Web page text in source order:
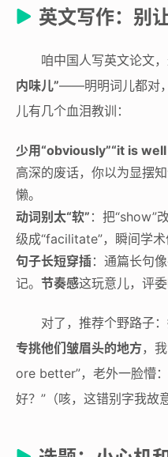
英文写作：别
咱中国人写英文论文
内味儿”——明明词儿都对
儿有几个血泪教训：
少用“obviously”“it is
高深的废话，你以为显摆
懒。
动词别太“软” ：把“show”
级成“facilitate”，瞬间学术
句子长短穿插：通篇长句
记。 节奏感这玩意儿，评
对了，推荐个野路子：
专挑他们皱眉头的地方，
ore better”，老外一脸懵
好？”（咳，这错别字我故